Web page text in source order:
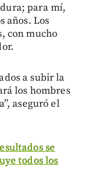
para mí,
años. Los
con mucho
a subir la
los hombres
aseguró el
se
todos los